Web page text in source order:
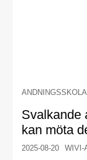
Svalkande
kan möta
2025-08-20 WIVI-